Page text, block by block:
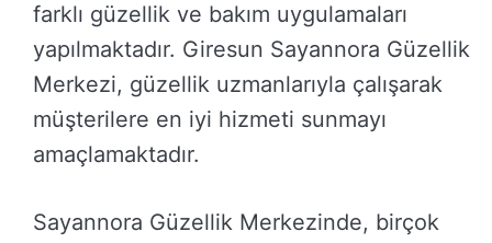
farklı güzellik ve bakım uygulamaları
yapılmaktadır. Giresun Sayannora Güzellik
Merkezi, güzellik uzmanlarıyla çalışarak
müşterilere en iyi hizmeti sunmayı
amaçlamaktadır.
Sayannora Güzellik Merkezinde, birçok